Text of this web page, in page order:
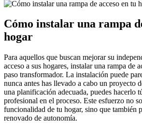
Cómo instalar una rampa
hogar
Para aquellos que buscan mejorar su
acceso a sus hogares, instalar una rampa de
paso transformador. La instalación puede
nunca antes has llevado a cabo un proyecto
una planificación adecuada, puedes hacerlo
profesional en el proceso. Este esfuerzo no
funcionalidad de tu hogar, sino que también
renovado de autonomía.